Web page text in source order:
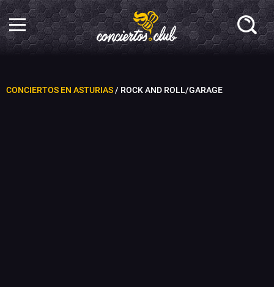
CONCIERTOS EN ASTURIAS/ ROCK AND ROLL/GARAGE